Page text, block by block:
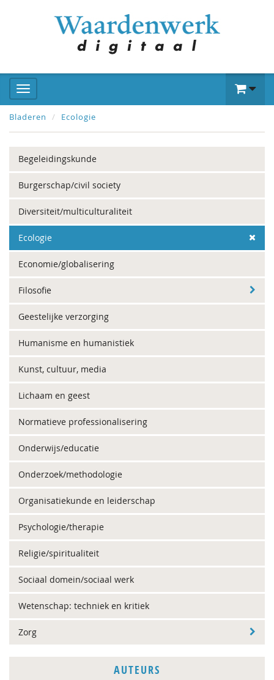
Bladeren Ecologie
Begeleidingskunde
Burgerschap/civil society
Diversiteit/multiculturaliteit
Ecologie
Economie/globalisering
Filosofie
Geestelijke verzorging
Humanisme en humanistiek
Kunst, cultuur, media
Lichaam en geest
Normatieve professionalisering
Onderwijs/educatie
Onderzoek/methodologie
Organisatiekunde en leiderschap
Psychologie/therapie
Religie/spiritualiteit
Sociaal domein/sociaal werk
Wetenschap: techniek en kritiek
Zorg
AUTEURS